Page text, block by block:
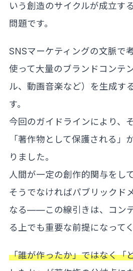
いう創造のサイクルが成立す
問題です。
SNSマーケティングの文脈で
使って大量のブランドコンテ
ル、動画音楽など）を生成す
す。
今回のガイドラインにより、
「著作物として保護される」
りました。
人間が一定の創作的関与をし
そうでなければパブリックド
なる——この線引きは、コン
る上でも重要な前提になって
「誰が作ったか」ではなく「